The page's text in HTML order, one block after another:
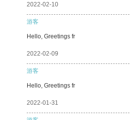
2022-02-10
游客
Hello, Greetings fr
2022-02-09
游客
Hello, Greetings fr
2022-01-31